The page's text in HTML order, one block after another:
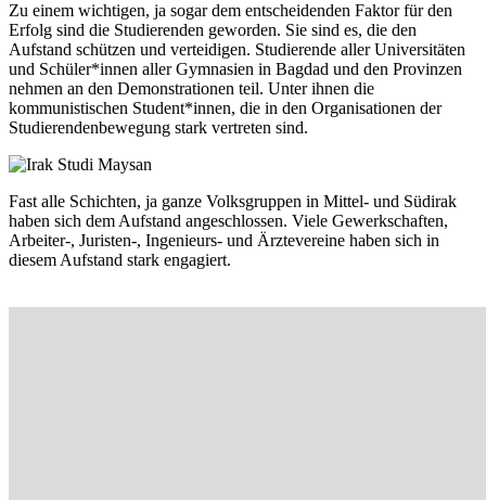
Zu einem wichtigen, ja sogar dem entscheidenden Faktor für den
Erfolg sind die Studierenden geworden. Sie sind es, die den
Aufstand schützen und verteidigen. Studierende aller Universitäten
und Schüler*innen aller Gymnasien in Bagdad und den Provinzen
nehmen an den Demonstrationen teil. Unter ihnen die
kommunistischen Student*innen, die in den Organisationen der
Studierendenbewegung stark vertreten sind.
Fast alle Schichten, ja ganze Volksgruppen in Mittel- und Südirak
haben sich dem Aufstand angeschlossen. Viele Gewerkschaften,
Arbeiter-, Juristen-, Ingenieurs- und Ärztevereine haben sich in
diesem Aufstand stark engagiert.